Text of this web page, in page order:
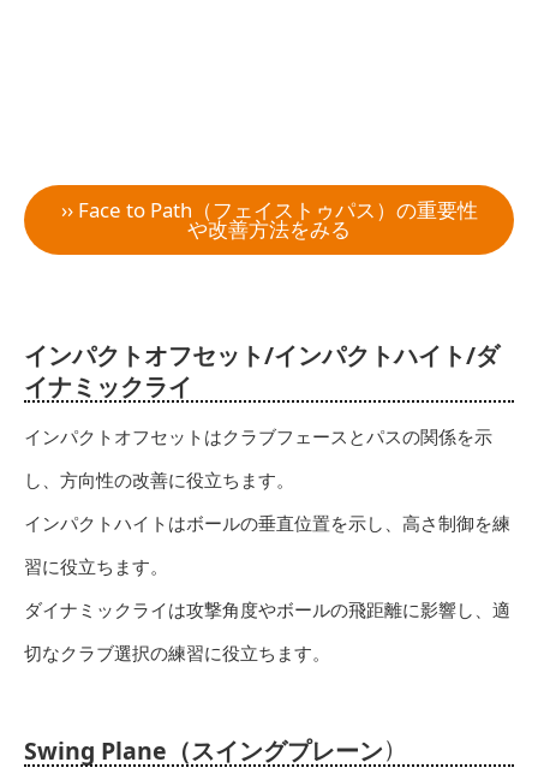
›› Face to Path（フェイストゥパス）の重要性
や改善方法をみる
インパクトオフセット/インパクトハイト/ダ
イナミックライ
インパクトオフセットはクラブフェースとパスの関係を示
し、方向性の改善に役立ちます。
インパクトハイトはボールの垂直位置を示し、高さ制御を練
習に役立ちます。
ダイナミックライは攻撃角度やボールの飛距離に影響し、適
切なクラブ選択の練習に役立ちます。
Swing Plane（スイングプレーン）